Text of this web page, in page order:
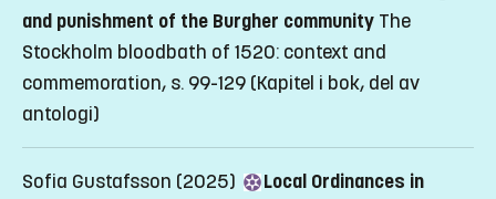
and punishment of the Burgher community The
Stockholm bloodbath of 1520: context and
commemoration, s. 99-129 (Kapitel i bok, del av
antologi)
Sofia Gustafsson (2025)
Local Ordinances in